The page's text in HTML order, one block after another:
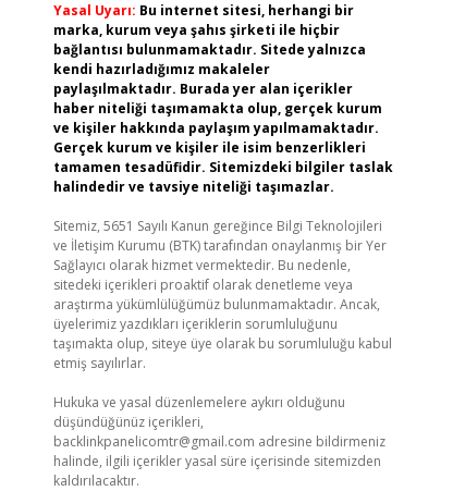
Yasal Uyarı: Bu internet sitesi, herhangi bir
marka, kurum veya şahıs şirketi ile hiçbir
bağlantısı bulunmamaktadır. Sitede yalnızca
kendi hazırladığımız makaleler
paylaşılmaktadır. Burada yer alan içerikler
haber niteliği taşımamakta olup, gerçek kurum
ve kişiler hakkında paylaşım yapılmamaktadır.
Gerçek kurum ve kişiler ile isim benzerlikleri
tamamen tesadüfidir. Sitemizdeki bilgiler taslak
halindedir ve tavsiye niteliği taşımazlar.
Sitemiz, 5651 Sayılı Kanun gereğince Bilgi Teknolojileri
ve İletişim Kurumu (BTK) tarafından onaylanmış bir Yer
Sağlayıcı olarak hizmet vermektedir. Bu nedenle,
sitedeki içerikleri proaktif olarak denetleme veya
araştırma yükümlülüğümüz bulunmamaktadır. Ancak,
üyelerimiz yazdıkları içeriklerin sorumluluğunu
taşımakta olup, siteye üye olarak bu sorumluluğu kabul
etmiş sayılırlar.
Hukuka ve yasal düzenlemelere aykırı olduğunu
düşündüğünüz içerikleri,
backlinkpanelicomtr@gmail.com adresine bildirmeniz
halinde, ilgili içerikler yasal süre içerisinde sitemizden
kaldırılacaktır.